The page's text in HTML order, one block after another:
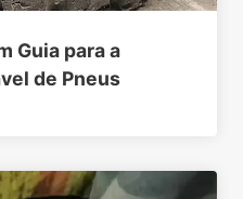
Guia para a
de Pneus